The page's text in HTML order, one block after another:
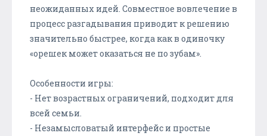
неожиданных идей. Совместное вовлечение в
процесс разгадывания приводит к решению
значительно быстрее, когда как в одиночку
«орешек может оказаться не по зубам».
Особенности игры:
- Нет возрастных ограничений, подходит для
всей семьи.
- Незамысловатый интерфейс и простые